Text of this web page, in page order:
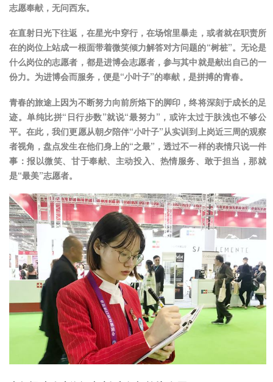
志愿奉献，无问西东。
在直射日光下往返，在星光中穿行，在场馆里暴走，或者就在职责所
在的岗位上站成一根面带着微笑倾力解答对方问题的“树桩”。无论是
什么岗位的志愿者，都是进博会志愿者，参与其中就是献出自己的一
份力。为进博会而服务，便是“小叶子”的奉献，是拼搏的青春。
青春的旅途上因为不断努力向前所烙下的脚印，终将深刻于成长的足
迹。单纯比拼“日行步数”就说“最努力”，或许太过于肤浅也不够公
平。在此，我们更愿从朝夕陪伴“小叶子”从实训到上岗近三周的观察
者视角，盘点发生在他们身上的“之最”，透过不一样的表情只说一件
事：报以微笑、甘于奉献、主动投入、热情服务、敢于担当，那就
是“最美”志愿者。